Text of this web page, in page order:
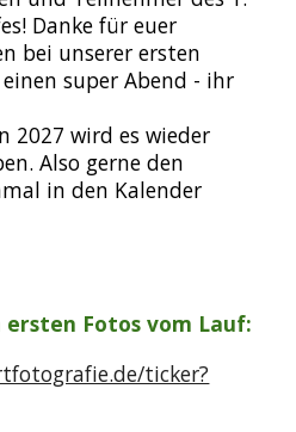
Danke für euer
bei unserer ersten
super Abend - ihr
2027 wird es wieder
Also gerne den
in den Kalender
Fotos vom Lauf:
ticker?